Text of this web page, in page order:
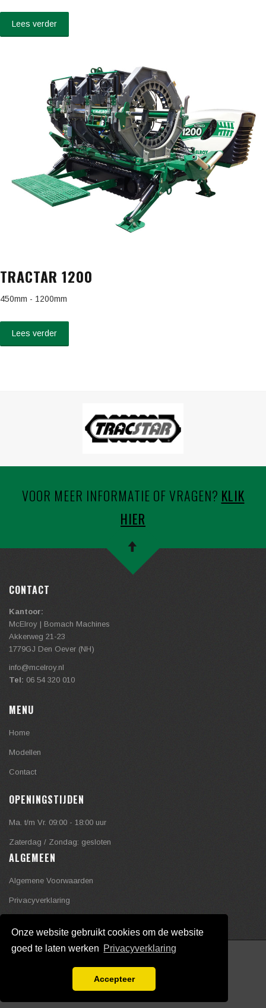
Onze website gebruikt cookies om de website
goed te laten werken Privacyverklaring
Accepteer
Lees verder
TRACTAR 1200
450mm - 1200mm
Lees verder
VOOR MEER INFORMATIE OF VRAGEN? KLIK
HIER
CONTACT
Kantoor:
McElroy | Bomach Machines
Akkerweg 21-23
1779GJ Den Oever (NH)
info@mcelroy.nl
Tel: 06 54 320 010
MENU
Home
Modellen
Contact
OPENINGSTIJDEN
Ma. t/m Vr. 09:00 - 18:00 uur
Zaterdag / Zondag: gesloten
ALGEMEEN
Algemene Voorwaarden
Privacyverklaring